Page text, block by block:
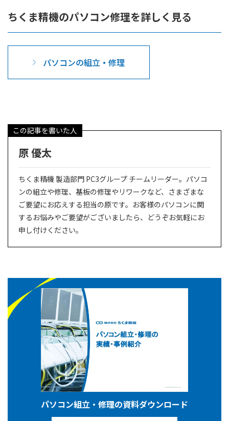
ちくま精機のパソコン修理を詳しく見る
パソコンの組立・修理
この記事を書いた人
原 優太
ちくま精機 製造部門 PC3グループ チームリーダー。パソコ
ンの組立や修理、基板の修理やリワークなど、さまざまな
ご要望にお応えする担当の原です。お客様のパソコンに関
するお悩みやご要望がございましたら、どうぞお気軽にお
申し付けください。
パソコン組立・修理の資料ダウンロード